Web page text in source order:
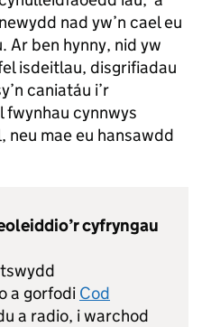
nad yw’n cael eu
Ar ben hynny, nid yw
isdeitlau, disgrifiadau
caniatáu i’r
fwynhau cynnwys
mae eu hansawdd
cyfryngau
a gorfodi Cod
a radio, i warchod